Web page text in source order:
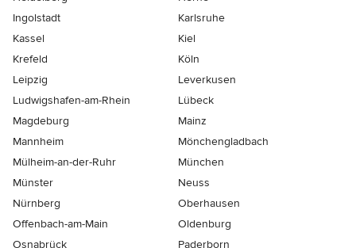
Ingolstadt
Karlsruhe
Kassel
Kiel
Krefeld
Köln
Leipzig
Leverkusen
Ludwigshafen-am-Rhein
Lübeck
Magdeburg
Mainz
Mannheim
Mönchen­gladbach
Mülheim-an-der-Ruhr
München
Münster
Neuss
Nürnberg
Oberhausen
Offenbach-am-Main
Oldenburg
Osnabrück
Paderborn